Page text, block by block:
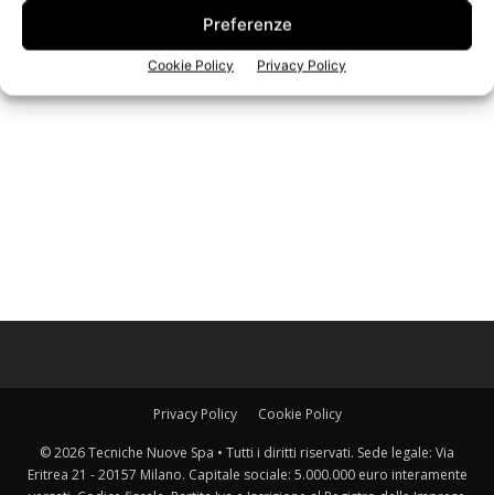
Preferenze
Cookie Policy Privacy Policy
Iscriviti alla newsletter
Privacy Policy Cookie Policy
© 2026 Tecniche Nuove Spa • Tutti i diritti riservati. Sede legale: Via
Eritrea 21 - 20157 Milano. Capitale sociale: 5.000.000 euro interamente